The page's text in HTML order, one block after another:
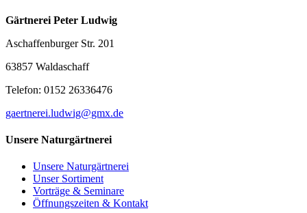
Gärtnerei Peter Ludwig
Aschaffenburger Str. 201
63857 Waldaschaff
Telefon: 0152 26336476
gaertnerei.ludwig@gmx.de
Unsere Naturgärtnerei
Unsere Naturgärtnerei
Unser Sortiment
Vorträge & Seminare
Öffnungszeiten & Kontakt